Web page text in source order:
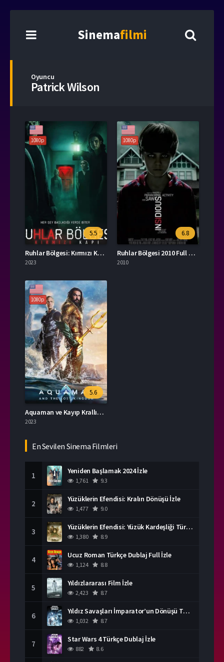
Sinemafilmi
Oyuncu
Patrick Wilson
1080p
5.5
Ruhlar Bölgesi: Kırmızı Kapı Türkçe Dublaj İzle
2023
1080p
6.8
Ruhlar Bölgesi 2010 Full HD İzle
2010
1080p
5.6
Aquaman ve Kayıp Krallık İzle
2023
En Sevilen Sinema Filmleri
1 Yeniden Başlamak 2024 İzle
1,761 9.3
2 Yüzüklerin Efendisi: Kralın Dönüşü İzle
1,477 9.0
3 Yüzüklerin Efendisi: Yüzük Kardeşliği Türkçe Dublaj İzle
1,380 8.9
4 Ucuz Roman Türkçe Dublaj Full İzle
1,124 8.8
5 Yıldızlararası Film İzle
2,423 8.7
6 Yıldız Savaşları İmparator’un Dönüşü Türkçe Dublaj İzle
1,032 8.7
7 Star Wars 4 Türkçe Dublaj İzle
882 8.6